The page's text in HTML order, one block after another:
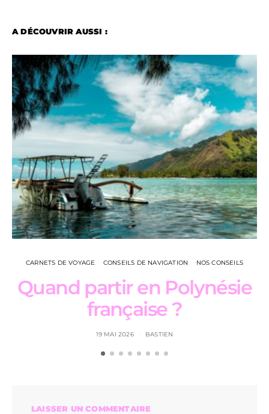
A DÉCOUVRIR AUSSI :
CARNETS DE VOYAGE CONSEILS DE NAVIGATION NOS CONSEILS
Quand partir en Polynésie
française ?
19 MAI 2026 BASTIEN
LAISSER UN COMMENTAIRE